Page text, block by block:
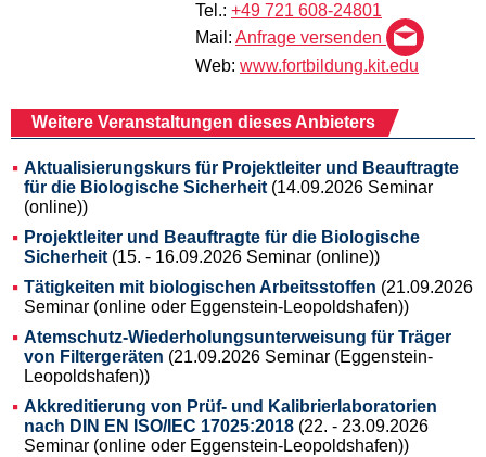
Tel.: +49 721 608-24801
Mail: Anfrage versenden
Web: www.fortbildung.kit.edu
Weitere Veranstaltungen dieses Anbieters
Aktualisierungskurs für Projektleiter und Beauftragte
für die Biologische Sicherheit (14.09.2026 Seminar
(online))
Projektleiter und Beauftragte für die Biologische
Sicherheit (15. - 16.09.2026 Seminar (online))
Tätigkeiten mit biologischen Arbeitsstoffen (21.09.2026
Seminar (online oder Eggenstein-Leopoldshafen))
Atemschutz-Wiederholungsunterweisung für Träger
von Filtergeräten (21.09.2026 Seminar (Eggenstein-
Leopoldshafen))
Akkreditierung von Prüf- und Kalibrierlaboratorien
nach DIN EN ISO/IEC 17025:2018 (22. - 23.09.2026
Seminar (online oder Eggenstein-Leopoldshafen))